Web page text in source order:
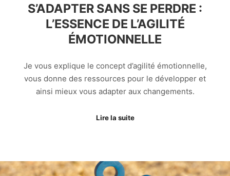
S’ADAPTER SANS SE PERDRE :
L’ESSENCE DE L’AGILITÉ
ÉMOTIONNELLE
Je vous explique le concept d’agilité émotionnelle,
vous donne des ressources pour le développer et
ainsi mieux vous adapter aux changements.
Lire la suite